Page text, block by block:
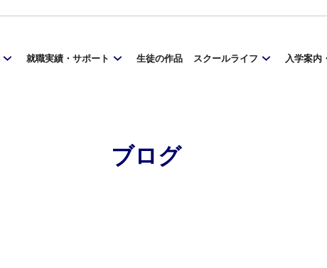
就職実績・サポート 生徒の作品 スクールライフ 入学案内
ブログ